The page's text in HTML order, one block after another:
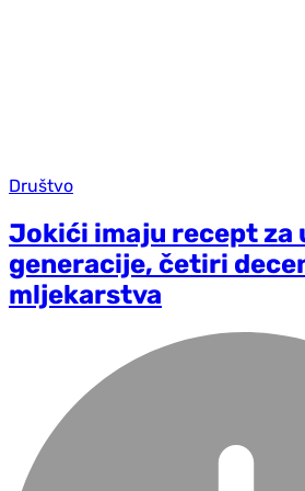
Društvo
Jokići imaju recept za
generacije, četiri
mljekarstva